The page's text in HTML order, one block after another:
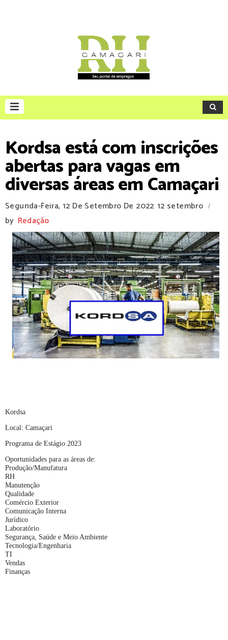
Kordsa está com inscrições
abertas para vagas em
diversas áreas em Camaçari
Segunda-Feira, 12 De Setembro De 2022 12 setembro /
by Redação
Kordsa
Local: Camaçari
Programa de Estágio 2023
Oportunidades para as áreas de:
Produção/Manufatura
RH
Manutenção
Qualidade
Comércio Exterior
Comunicação Interna
Jurídico
Laboratório
Segurança, Saúde e Meio Ambiente
Tecnologia/Engenharia
TI
Vendas
Finanças